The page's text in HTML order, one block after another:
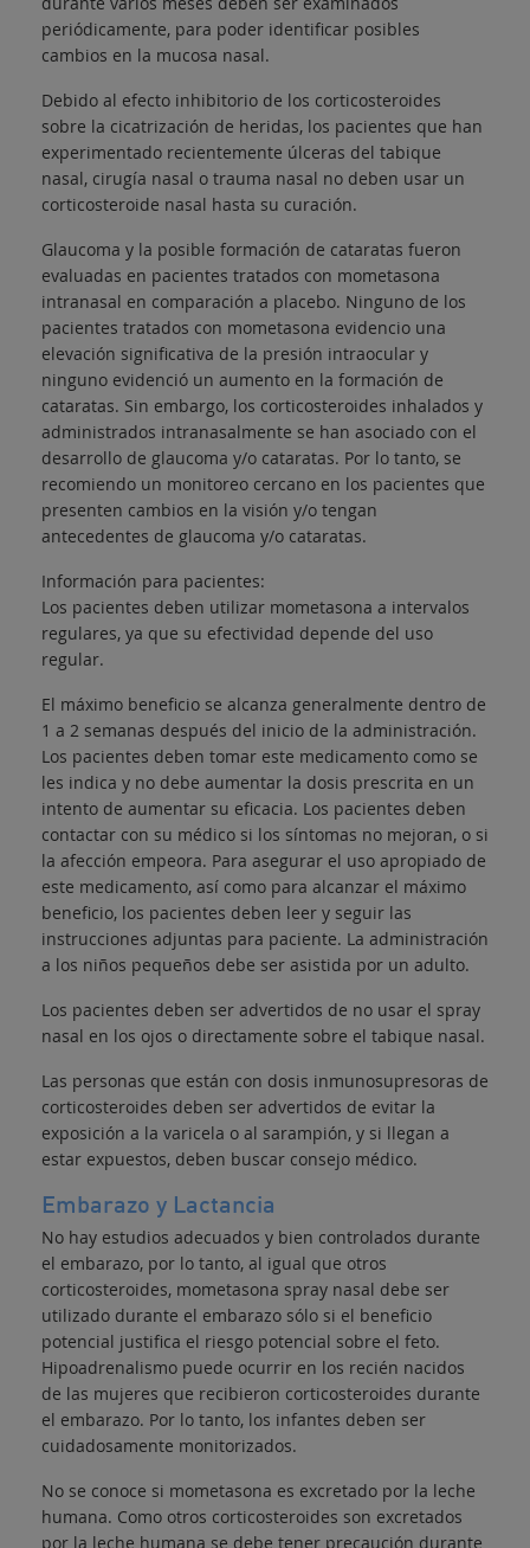
periódicamente, para poder identificar posibles
cambios en la mucosa nasal.
Debido al efecto inhibitorio de los corticosteroides
sobre la cicatrización de heridas, los pacientes que han
experimentado recientemente úlceras del tabique
nasal, cirugía nasal o trauma nasal no deben usar un
corticosteroide nasal hasta su curación.
Glaucoma y la posible formación de cataratas fueron
evaluadas en pacientes tratados con mometasona
intranasal en comparación a placebo. Ninguno de los
pacientes tratados con mometasona evidencio una
elevación significativa de la presión intraocular y
ninguno evidenció un aumento en la formación de
cataratas. Sin embargo, los corticosteroides inhalados y
administrados intranasalmente se han asociado con el
desarrollo de glaucoma y/o cataratas. Por lo tanto, se
recomiendo un monitoreo cercano en los pacientes que
presenten cambios en la visión y/o tengan
antecedentes de glaucoma y/o cataratas.
Información para pacientes:
Los pacientes deben utilizar mometasona a intervalos
regulares, ya que su efectividad depende del uso
regular.
El máximo beneficio se alcanza generalmente dentro de
1 a 2 semanas después del inicio de la administración.
Los pacientes deben tomar este medicamento como se
les indica y no debe aumentar la dosis prescrita en un
intento de aumentar su eficacia. Los pacientes deben
contactar con su médico si los síntomas no mejoran, o si
la afección empeora. Para asegurar el uso apropiado de
este medicamento, así como para alcanzar el máximo
beneficio, los pacientes deben leer y seguir las
instrucciones adjuntas para paciente. La administración
a los niños pequeños debe ser asistida por un adulto.
Los pacientes deben ser advertidos de no usar el spray
nasal en los ojos o directamente sobre el tabique nasal.
Las personas que están con dosis inmunosupresoras de
corticosteroides deben ser advertidos de evitar la
exposición a la varicela o al sarampión, y si llegan a
estar expuestos, deben buscar consejo médico.
Embarazo y Lactancia
No hay estudios adecuados y bien controlados durante
el embarazo, por lo tanto, al igual que otros
corticosteroides, mometasona spray nasal debe ser
utilizado durante el embarazo sólo si el beneficio
potencial justifica el riesgo potencial sobre el feto.
Hipoadrenalismo puede ocurrir en los recién nacidos
de las mujeres que recibieron corticosteroides durante
el embarazo. Por lo tanto, los infantes deben ser
cuidadosamente monitorizados.
No se conoce si mometasona es excretado por la leche
humana. Como otros corticosteroides son excretados
por la leche humana se debe tener precaución durante